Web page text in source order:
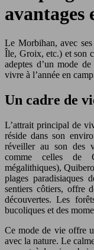
avantages
Le Morbihan, avec ses
Île, Groix, etc.) et son
adeptes d’un mode
vivre à l’année en
Un cadre de
L’attrait principal de
réside dans son
réveiller au son des
comme celles de
mégalithiques),
plages paradisiaques
sentiers côtiers, offre
découvertes. Les
bucoliques et des
Ce mode de vie offre
avec la nature. Le